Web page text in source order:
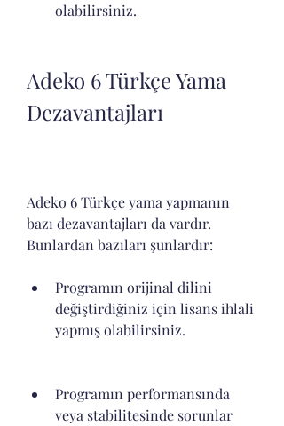
olabilirsiniz.
Adeko 6 Türkçe Yama
Dezavantajları
Adeko 6 Türkçe yama yapmanın
bazı dezavantajları da vardır.
Bunlardan bazıları şunlardır:
Programın orijinal dilini
değiştirdiğiniz için lisans ihlali
yapmış olabilirsiniz.
Programın performansında
veya stabilitesinde sorunlar